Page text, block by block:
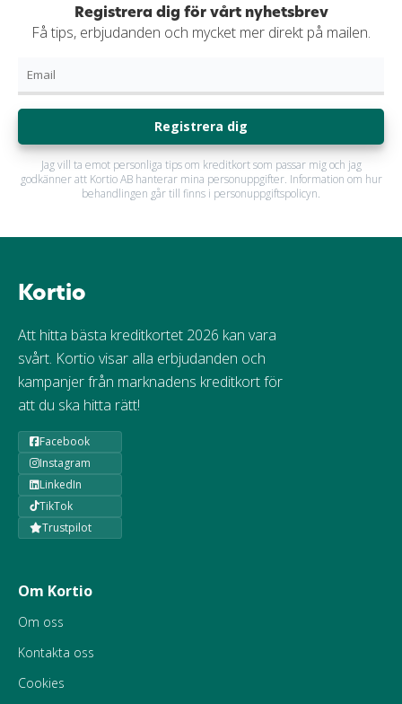
Registrera dig för vårt nyhetsbrev
Få tips, erbjudanden och mycket mer direkt på mailen.
Registrera dig
Jag vill ta emot personliga tips om kreditkort som passar mig och jag
godkänner att Kortio AB hanterar mina personuppgifter. Information om hur
behandlingen går till finns i personuppgiftspolicyn.
Kortio
Att hitta bästa kreditkortet 2026 kan vara
svårt. Kortio visar alla erbjudanden och
kampanjer från marknadens kreditkort för
att du ska hitta rätt!
Facebook
Instagram
LinkedIn
TikTok
Trustpilot
Om Kortio
Om oss
Kontakta oss
Cookies